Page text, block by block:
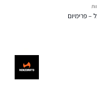
– פרימיום